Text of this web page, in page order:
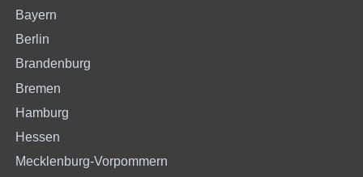
Bayern
Berlin
Brandenburg
Bremen
Hamburg
Hessen
Mecklenburg-Vorpommern